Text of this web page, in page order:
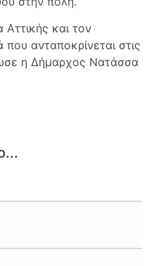
Αττικής και τον
ανταποκρίνεται στις
η Δήμαρχος Νατάσσα